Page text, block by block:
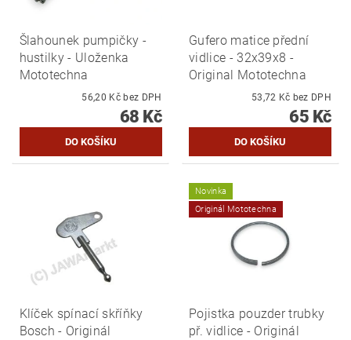
Šlahounek pumpičky -
hustilky - Uloženka
Mototechna
56,20 Kč bez DPH
68 Kč
Gufero matice přední
vidlice - 32x39x8 -
Original Mototechna
53,72 Kč bez DPH
65 Kč
Klíček spínací skříňky
Bosch - Originál
Novinka
Originál Mototechna
Pojistka pouzder trubky
př. vidlice - Originál